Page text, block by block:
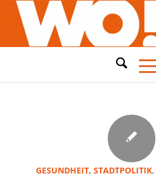
GESUNDHEIT, STADTPOLITIK,